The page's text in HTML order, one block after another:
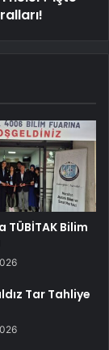
TÜBİTAK Bilim
Tar Tahliye